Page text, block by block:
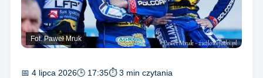
Fot. Paweł Mruk
📅 4 lipca 2026🕒 17:35⏱ 3 min czytania